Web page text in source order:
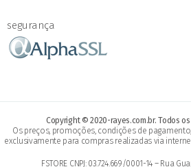
segurança
Copyright © 2020-rayes.com.br. Todos
Os preços, promoções, condições de
exclusivamente para compras realizadas via
FSTORE CNPJ: 03.724.669/0001-14 – Rua